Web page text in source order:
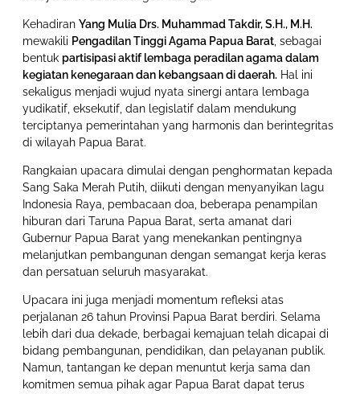
Kehadiran Yang Mulia Drs. Muhammad Takdir, S.H., M.H.
mewakili Pengadilan Tinggi Agama Papua Barat , sebagai
bentuk partisipasi aktif lembaga peradilan agama dalam
kegiatan kenegaraan dan kebangsaan di daerah. Hal ini
sekaligus menjadi wujud nyata sinergi antara lembaga
yudikatif, eksekutif, dan legislatif dalam mendukung
terciptanya pemerintahan yang harmonis dan berintegritas
di wilayah Papua Barat.
Rangkaian upacara dimulai dengan penghormatan kepada
Sang Saka Merah Putih, diikuti dengan menyanyikan lagu
Indonesia Raya, pembacaan doa, beberapa penampilan
hiburan dari Taruna Papua Barat, serta amanat dari
Gubernur Papua Barat yang menekankan pentingnya
melanjutkan pembangunan dengan semangat kerja keras
dan persatuan seluruh masyarakat.
Upacara ini juga menjadi momentum refleksi atas
perjalanan 26 tahun Provinsi Papua Barat berdiri. Selama
lebih dari dua dekade, berbagai kemajuan telah dicapai di
bidang pembangunan, pendidikan, dan pelayanan publik.
Namun, tantangan ke depan menuntut kerja sama dan
komitmen semua pihak agar Papua Barat dapat terus